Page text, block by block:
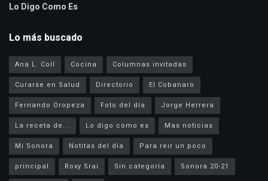
Lo Digo Como Es
Lo más buscado
Ana L. Coll Cocina
Columnas invitadas
Curarse en Salud
Directorio
El Cobanaro
Fernando Oropeza
Foto del día
Jorge Herrera
La receta de...
Lo digo como es
Mas noticias
Mi Sonora
Notitas del día
Para reir un poco
principal
Roxy Srai Sin categoría Sonora 20-21